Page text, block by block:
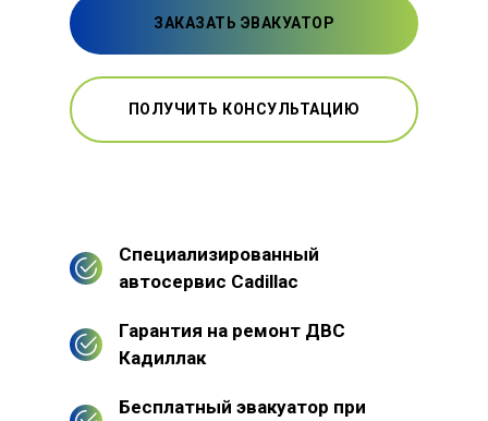
ЗАКАЗАТЬ ЭВАКУАТОР
ПОЛУЧИТЬ КОНСУЛЬТАЦИЮ
Специализированный
автосервис Cadillac
Гарантия на ремонт ДВС
Кадиллак
Бесплатный эвакуатор при